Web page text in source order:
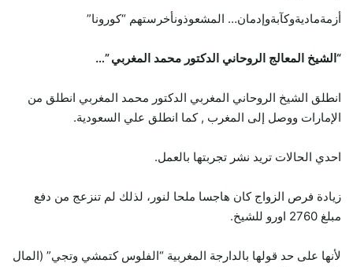
أزمةماديةوكآبةوإدمان… المشعوذونأخرستهم “كورونا”
“الشيخ المعالج الروحاني الدكتور محمد المغربي ”…
انطلق الشيخ الروحاني المغربي الدكتور محمد المغربي انطلق من
الإمارات ووصل إلى المغرب , كما انطلق علي السعودية.
احدي الحالات تريد نشر تجربتها بالعمل.
زيادة فرص الزواج كان هاجسا ملحا لنور، لذلك لم تنزعج من دفع
مبلغ 2760 اورو للشيخ.
لأنها على حد قولها بالدارجة المغربية “الفلوس كتمشي وتجي” (المال